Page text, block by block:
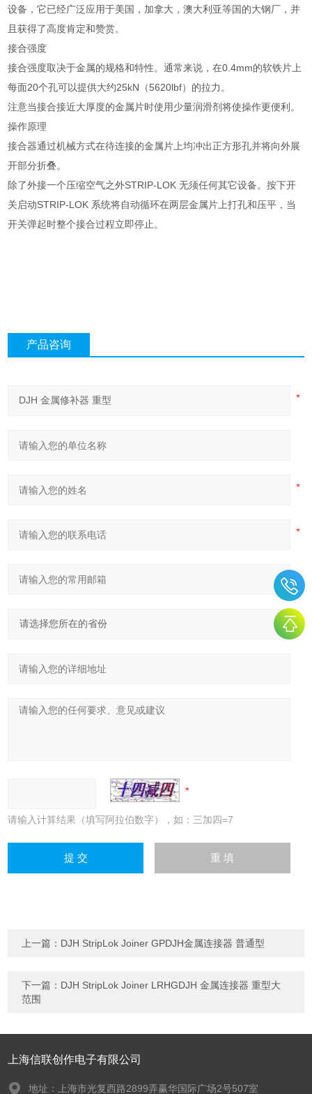
设备，它已经广泛应用于美国，加拿大，澳大利亚等国的大钢厂，并
且获得了高度肯定和赞赏。
接合强度
接合强度取决于金属的规格和特性。通常来说，在0.4mm的软铁片上
每面20个孔可以提供大约25kN（5620lbf）的拉力。
注意当接合接近大厚度的金属片时使用少量润滑剂将使操作更便利。
操作原理
接合器通过机械方式在待连接的金属片上均冲出正方形孔并将向外展
开部分折叠。
除了外接一个压缩空气之外STRIP-LOK 无须任何其它设备。按下开
关启动STRIP-LOK 系统将自动循环在两层金属片上打孔和压平，当
开关弹起时整个接合过程立即停止。
产品咨询
请输入计算结果（填写阿拉伯数字），如：三加四=7
上一篇： DJH StripLok Joiner GPDJH金属连接器 普通型
下一篇： DJH StripLok Joiner LRHGDJH 金属连接器 重型大
范围
上海信联创作电子有限公司
地址：上海市光复西路2899弄赢华国际广场2号507室